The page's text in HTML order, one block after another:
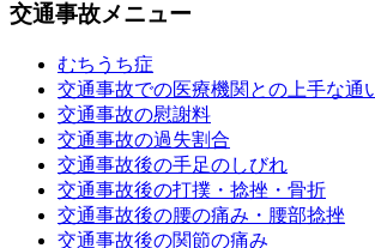
交通事故メニュー
むちうち症
交通事故での医療機関との上手な通
交通事故の慰謝料
交通事故の過失割合
交通事故後の手足のしびれ
交通事故後の打撲・捻挫・骨折
交通事故後の腰の痛み・腰部捻挫
交通事故後の関節の痛み